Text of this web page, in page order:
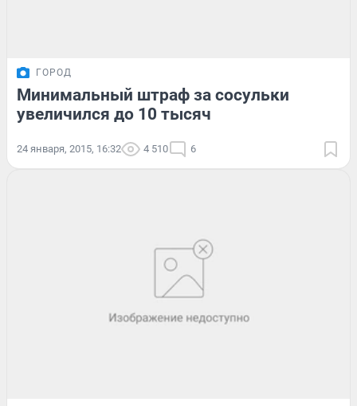
ГОРОД
Минимальный штраф за сосульки
увеличился до 10 тысяч
24 января, 2015, 16:32 4 510 6